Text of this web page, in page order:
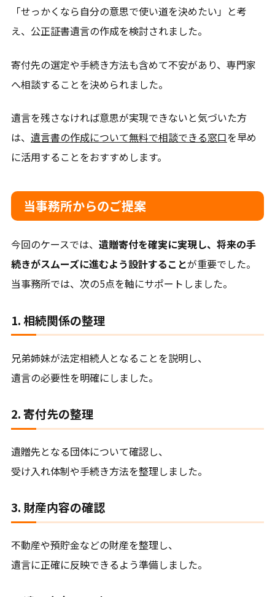
「せっかくなら自分の意思で使い道を決めたい」と考
え、公正証書遺言の作成を検討されました。
寄付先の選定や手続き方法も含めて不安があり、専門家
へ相談することを決められました。
遺言を残さなければ意思が実現できないと気づいた方
は、 遺言書の作成について無料で相談できる窓口を早め
に活用することをおすすめします。
当事務所からのご提案
今回のケースでは、 遺贈寄付を確実に実現し、将来の手
続きがスムーズに進むよう設計することが重要でした。
当事務所では、次の5点を軸にサポートしました。
1. 相続関係の整理
兄弟姉妹が法定相続人となることを説明し、
遺言の必要性を明確にしました。
2. 寄付先の整理
遺贈先となる団体について確認し、
受け入れ体制や手続き方法を整理しました。
3. 財産内容の確認
不動産や預貯金などの財産を整理し、
遺言に正確に反映できるよう準備しました。
対応地域
市、月形町、美唄市、三笠市、小樽市、その他北海道全
域